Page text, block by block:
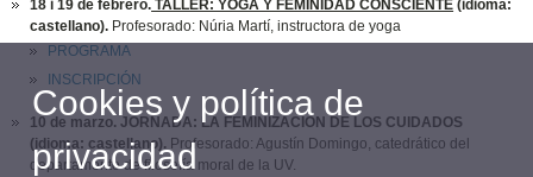
18 i 19 de febrero. TALLER: YOGA Y FEMINIDAD CONSCIENTE (idioma:
castellano). Profesorado: Núria Martí, instructora de yoga
PROGRAMA
INSCRIPCIÓN
10 de marzo. JORNADA: LA FEMINIZACIÓN DE LOS CUIDADOS
(idioma: castellano). Profesorado: Agustín Domingo, catedrático del
departamento de filosofía moral de la UV.
Cookies y política de
privacidad